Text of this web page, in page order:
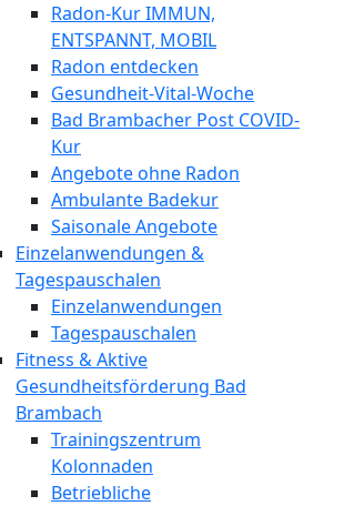
Radon-Kur IMMUN,
ENTSPANNT, MOBIL
Radon entdecken
Gesundheit-Vital-Woche
Bad Brambacher Post COVID-
Kur
Angebote ohne Radon
Ambulante Badekur
Saisonale Angebote
Einzelanwendungen &
Tagespauschalen
Einzelanwendungen
Tagespauschalen
Fitness & Aktive
Gesundheitsförderung Bad
Brambach
Trainingszentrum
Kolonnaden
Betriebliche